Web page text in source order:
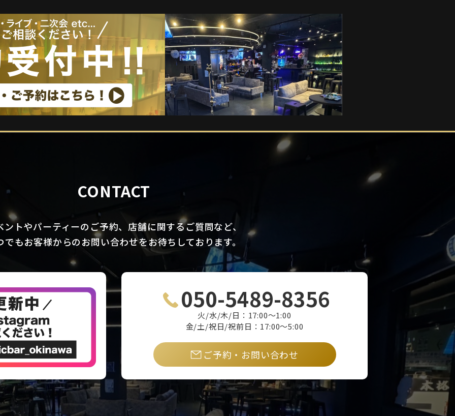
CONTACT
ントやパーティーのご予約、 店舗に関するご質問など、
でもお客様からのお問い合わせをお待ちしております。
050-5489-8356
火/水/木/日：17:00〜1:00
金/土/祝日/祝前日：17:00〜5:00
ご予約・お問い合わせ